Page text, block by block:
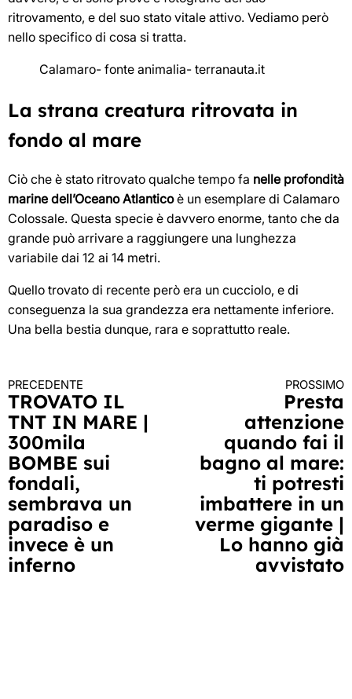
ritrovamento, e del suo stato vitale attivo. Vediamo però
nello specifico di cosa si tratta.
Calamaro- fonte animalia- terranauta.it
La strana creatura ritrovata in
fondo al mare
Ciò che è stato ritrovato qualche tempo fa nelle profondità
marine dell’Oceano Atlanticoè un esemplare di Calamaro
Colossale. Questa specie è davvero enorme, tanto che da
grande può arrivare a raggiungere una lunghezza
variabile dai 12 ai 14 metri.
Quello trovato di recente però era un cucciolo, e di
conseguenza la sua grandezza era nettamente inferiore.
Una bella bestia dunque, rara e soprattutto reale.
Continua
a
leggere
PRECEDENTE
TROVATO IL
TNT IN MARE |
300mila
BOMBE sui
fondali,
sembrava un
paradiso e
invece è un
inferno
PROSSIMO
Presta
attenzione
quando fai il
bagno al mare:
ti potresti
imbattere in un
verme gigante |
Lo hanno già
avvistato